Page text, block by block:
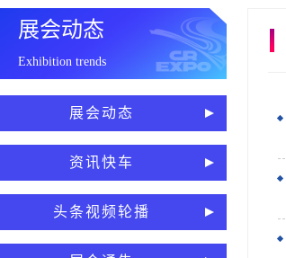
展会动态
Exhibition trends
展会动态
资讯快车
头条视频轮播